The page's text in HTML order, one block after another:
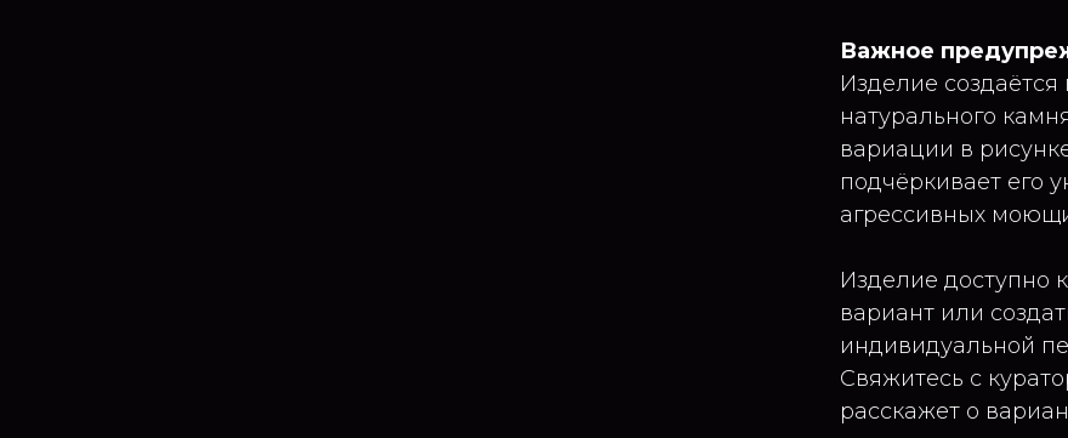
Важное
Изделие
натурального
вариации в
подчёркивает его
агрессивных
Изделие доступно
вариант или
индивидуальной
Свяжитесь с
расскажет о